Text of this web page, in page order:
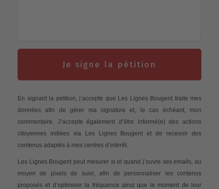
Je signe la pétition
En signant la pétition, j’accepte que Les Lignes Bougent traite mes
données afin de gérer ma signature et, le cas échéant, mon
commentaire. J’accepte également d’être informé(e) des actions
citoyennes initiées via Les Lignes Bougent et de recevoir des
contenus adaptés à mes centres d’intérêt.
Les Lignes Bougent peut mesurer si et quand j’ouvre ses emails, au
moyen de pixels de suivi, afin de personnaliser les contenus
proposés et d’optimiser la fréquence ainsi que le moment de leur